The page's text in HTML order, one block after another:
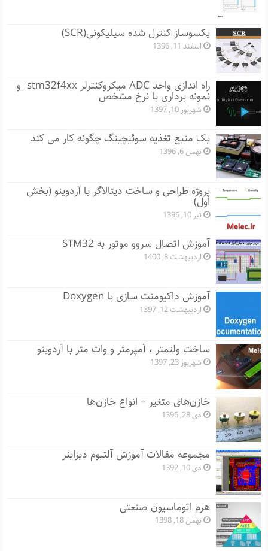
یکسوساز کنترل شده سیلیکونی(SCR)
اسفند 11, 1396
راه اندازی واحد ADC میکروکنترلر stm32f4xx و
نمونه برداری با نرخ مشخص
شهریور 10, 1397
یک منبع تغذیه سوئیچینگ چگونه کار می کند
بهمن 6, 1396
پروژه طراحی و ساخت دیتالاگر با آردوینو (بخش
اول)
تیر 10, 1396
آموزش اتصال سروو موتور به STM32
اردیبهشت 8, 1400
آموزش داکیومنت سازی با Doxygen
اردیبهشت 12, 1397
ساخت ولتمتر ، آمپرمتر و وات متر با آردوینو
شهریور 23, 1397
خازن‌های متغیر – انواع خازن‌ها
دی 28, 1396
مجموعه مقالات آموزش آلتیوم دیزاینر
دی 10, 1392
هرم اتوماسیون صنعتی
بهمن 18, 1398